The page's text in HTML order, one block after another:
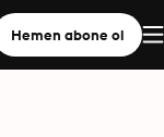
Hemen abone ol